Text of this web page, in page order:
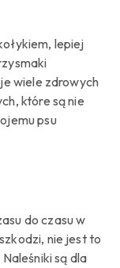
lepiej
wiele zdrowych
które są nie
psu
do czasu w
nie jest to
Naleśniki są dla